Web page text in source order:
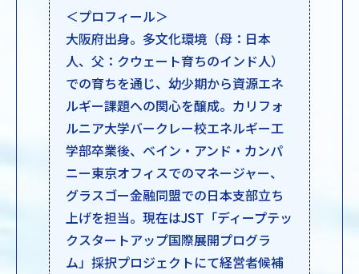
＜プロフィール＞
大阪府出身。多文化環境（母：日本
人、父：クウェート育ちのインド人）
での育ちを通じ、幼少期から資源エネ
ルギー課題への関心を醸成。カリフォ
ルニア大学バークレー校エネルギー工
学部卒業後、ベイン・アンド・カンパ
ニー東京オフィスでのマネージャー、
グラスゴー金融同盟での日本支部立ち
上げを担当。現在はJST「ディープテッ
クスタートアップ国際展開プログラ
ム」採択プロジェクトにて経営者候補